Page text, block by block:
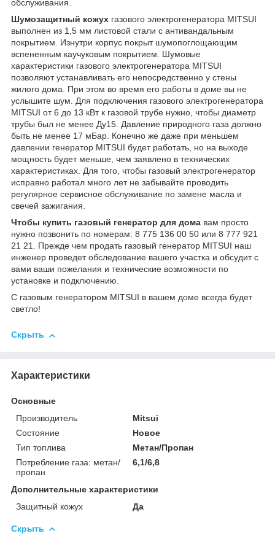
обслуживания.
Шумозащитный кожух газового электрогенератора MITSUI
выполнен из 1,5 мм листовой стали с антивандальным
покрытием. Изнутри корпус покрыт шумопоглощающим
вспененным каучуковым покрытием. Шумовые
характеристики газового электрогенератора MITSUI
позволяют устанавливать его непосредственно у стены
жилого дома. При этом во время его работы в доме вы не
услышите шум. Для подключения газового электрогенератора
MITSUI от 6 до 13 кВт к газовой трубе нужно, чтобы диаметр
трубы был не менее Ду15. Давление природного газа должно
быть не менее 17 мБар. Конечно же даже при меньшем
давлении генератор MITSUI будет работать, но на выходе
мощность будет меньше, чем заявлено в технических
характеристиках. Для того, чтобы газовый электрогенератор
исправно работал много лет не забывайте проводить
регулярное сервисное обслуживание по замене масла и
свечей зажигания.
Чтобы купить газовый генератор для дома вам просто
нужно позвонить по номерам: 8 775 136 00 50 или 8 777 921
21 21. Прежде чем продать газовый генератор MITSUI наш
инженер проведет обследование вашего участка и обсудит с
вами ваши пожелания и технические возможности по
установке и подключению.
С газовым генератором MITSUI в вашем доме всегда будет
светло!
Скрыть
Характеристики
Основные
Производитель
Mitsui
Состояние
Новое
Тип топлива
Метан/Пропан
Потребление газа: метан/
пропан
6,1/6,8
Дополнительные характеристики
Защитный кожух
Да
Скрыть